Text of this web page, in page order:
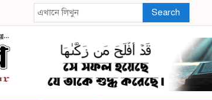
Search